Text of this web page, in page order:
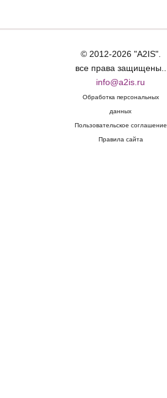
© 2012-2026 "A2IS".
все права защищены..
info@a2is.ru
Обработка персональных
данных
Пользовательское соглашение
Правила сайта